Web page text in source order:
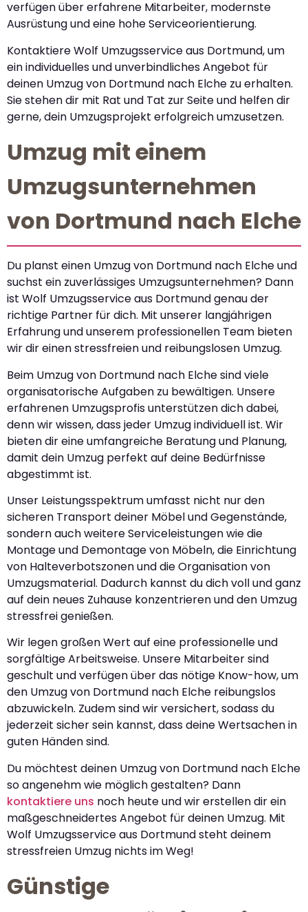
verfügen über erfahrene Mitarbeiter, modernste
Ausrüstung und eine hohe Serviceorientierung.
Kontaktiere Wolf Umzugsservice aus Dortmund, um
ein individuelles und unverbindliches Angebot für
deinen Umzug von Dortmund nach Elche zu erhalten.
Sie stehen dir mit Rat und Tat zur Seite und helfen dir
gerne, dein Umzugsprojekt erfolgreich umzusetzen.
Umzug mit einem
Umzugsunternehmen
von Dortmund nach Elche
Du planst einen Umzug von Dortmund nach Elche und
suchst ein zuverlässiges Umzugsunternehmen? Dann
ist Wolf Umzugsservice aus Dortmund genau der
richtige Partner für dich. Mit unserer langjährigen
Erfahrung und unserem professionellen Team bieten
wir dir einen stressfreien und reibungslosen Umzug.
Beim Umzug von Dortmund nach Elche sind viele
organisatorische Aufgaben zu bewältigen. Unsere
erfahrenen Umzugsprofis unterstützen dich dabei,
denn wir wissen, dass jeder Umzug individuell ist. Wir
bieten dir eine umfangreiche Beratung und Planung,
damit dein Umzug perfekt auf deine Bedürfnisse
abgestimmt ist.
Unser Leistungsspektrum umfasst nicht nur den
sicheren Transport deiner Möbel und Gegenstände,
sondern auch weitere Serviceleistungen wie die
Montage und Demontage von Möbeln, die Einrichtung
von Halteverbotszonen und die Organisation von
Umzugsmaterial. Dadurch kannst du dich voll und ganz
auf dein neues Zuhause konzentrieren und den Umzug
stressfrei genießen.
Wir legen großen Wert auf eine professionelle und
sorgfältige Arbeitsweise. Unsere Mitarbeiter sind
geschult und verfügen über das nötige Know-how, um
den Umzug von Dortmund nach Elche reibungslos
abzuwickeln. Zudem sind wir versichert, sodass du
jederzeit sicher sein kannst, dass deine Wertsachen in
guten Händen sind.
Du möchtest deinen Umzug von Dortmund nach Elche
so angenehm wie möglich gestalten? Dann
kontaktiere uns noch heute und wir erstellen dir ein
maßgeschneidertes Angebot für deinen Umzug. Mit
Wolf Umzugsservice aus Dortmund steht deinem
stressfreien Umzug nichts im Weg!
Günstige